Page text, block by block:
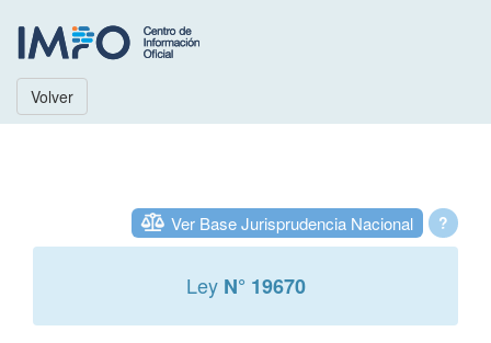
Volver
?
Ver Base Jurisprudencia Nacional
Ley N° 19670